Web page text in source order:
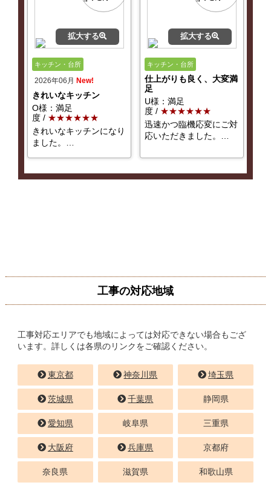
拡大する
キッチン・台所
2026年06月New!
きれいなキッチン
O様：満足
度 / ★★★★★★
きれいなキッチンになり
ました。
拡大する
キッチン・台所
仕上がりも良く、大変満
足
U様：満足
度 / ★★★★★★
迅速かつ臨機応変にご対
応いただきました。
工事の対応地域
工事対応エリアでも地域によっては対応できない場合もござ
います。詳しくは各県のリンクをご確認ください。
東京都 神奈川県 埼玉県
茨城県 千葉県 静岡県
愛知県 岐阜県 三重県
大阪府 兵庫県 京都府
奈良県 滋賀県 和歌山県